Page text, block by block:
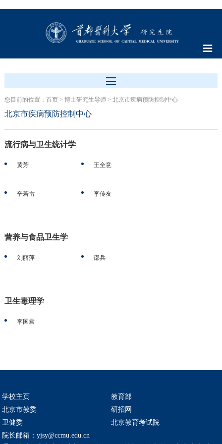
您目前的位置： 首页> 博士研究生导师> 北京市疾病预防控制中心
北京市疾病预防控制中心
流行病与卫生统计学
黄芳 王全意
辛若雷 李传友
营养与食品卫生学
刘丽萍 邵兵
卫生毒理学
李国君
学校主页
教育部
北京市教委
研招网
卫健委
北京教育考试院
院长邮箱：yjsy@ccmu.edu.cn